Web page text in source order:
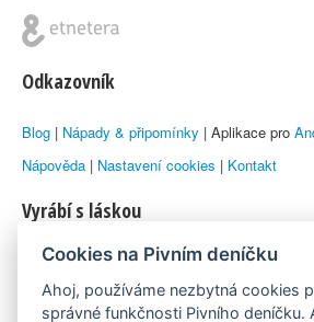
Odkazovník
Blog | Nápady & připomínky | Aplikace pro
Nápověda | Nastavení cookies | Kontakt
Vyrábí s láskou
© 2010–2026 byLukáš Zemanaka Emka
Máme rádi
Cookies na Pivním deníčku
Ahoj, používáme nezbytná cookies
správné funkčnosti Pivního deníčku.